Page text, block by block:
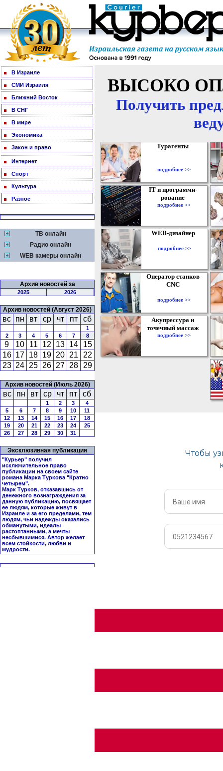
В Израиле
СМИ Израиля
Ближний Восток
В СНГ
В мире
Экономика
Закон и право
Интернет
Спорт
Культура
Разное
ТВ онлайн
Радио онлайн
WEB камеры онлайн
Архив новостей за
2025 2026
Архив новостей (Август 2026)
вс пн вт ср чт пт сб
1
2
3 4 5 6 7 8
9 10 11 12 13 14
15
16 17 18 19 20 21
22
23 24 25 26 27 28 29
Архив новостей (Июль 2026)
вс пн вт ср чт пт сб
1 2 3
4
5
6 7 8 9 10
11
12
13 14 15 16 17
18
19
20 21 22 23 24
25
26
27 28 29 30 31
Эксклюзивная публикация
"Курьер" получил
исключительное право
публикации на своем сайте
романа Марка Туркова "Кратно
четырем".
Марк Турков, отказавшись от
денежного вознаграждения за
данную публикацию, посвящает
ее людям, которые живут в
Израиле и за его пределами, тем
людям, чьи надежды оказались
обманутыми, идеалы
растоптанными, а мечты
несбывшимися. Автор желает
всем стойкости, любви и
мудрости.
ВЫСОКО
Получить
Турагенты
подробнее >>
IT и программи-
рование
подробнее >>
WEB-дизайнер
подробнее >>
Оператор станков
CNC
подробнее >>
Акупрессура и
точечный массаж
подробнее >>